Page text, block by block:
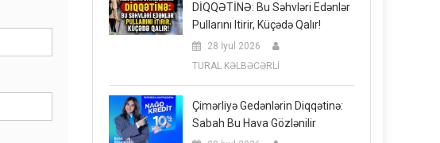
DİQQƏTİNƏ: Bu Səhvləri Edənlər
Pullarını Itirir, Küçədə Qalır!
28 İyul 2026
TURAL KƏLBƏCƏRLİ
Çimərliyə Gedənlərin Diqqətinə:
Sabah Bu Hava Gözlənilir